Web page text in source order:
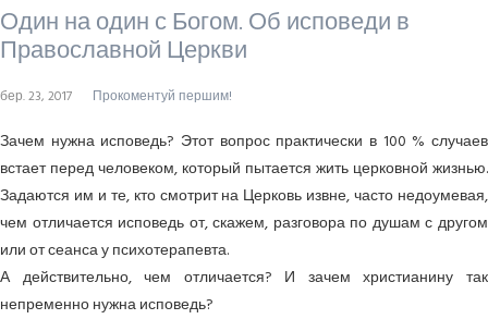
Один на один с Богом. Об исповеди в
Православной Церкви
бер. 23, 2017 Прокоментуй першим!
Зачем нужна исповедь? Этот вопрос практически в 100 % случаев
встает перед человеком, который пытается жить церковной жизнью.
Задаются им и те, кто смотрит на Церковь извне, часто недоумевая,
чем отличается исповедь от, скажем, разговора по душам с другом
или от сеанса у психотерапевта.
А действительно, чем отличается? И зачем христианину так
непременно нужна исповедь?